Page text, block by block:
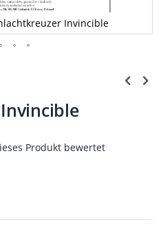
Invincible
Produkt bewertet